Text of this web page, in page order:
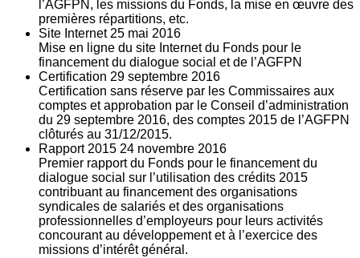
l’AGFPN, les missions du Fonds, la mise en œuvre des
premières répartitions, etc.
Site Internet 25 mai 2016
Mise en ligne du site Internet du Fonds pour le
financement du dialogue social et de l’AGFPN
Certification 29 septembre 2016
Certification sans réserve par les Commissaires aux
comptes et approbation par le Conseil d’administration
du 29 septembre 2016, des comptes 2015 de l’AGFPN
clôturés au 31/12/2015.
Rapport 2015 24 novembre 2016
Premier rapport du Fonds pour le financement du
dialogue social sur l’utilisation des crédits 2015
contribuant au financement des organisations
syndicales de salariés et des organisations
professionnelles d’employeurs pour leurs activités
concourant au développement et à l’exercice des
missions d’intérêt général.